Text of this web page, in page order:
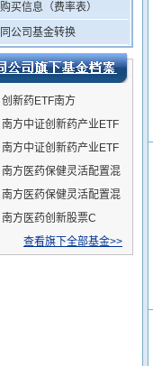
购买信息（费率表）
同公司基金转换
创新药ETF南方
南方中证创新药产业ETF
发起联接C
南方中证创新药产业ETF
发起联接A
南方医药保健灵活配置混
合A
南方医药保健灵活配置混
合C
南方医药创新股票C
查看旗下全部基金>>